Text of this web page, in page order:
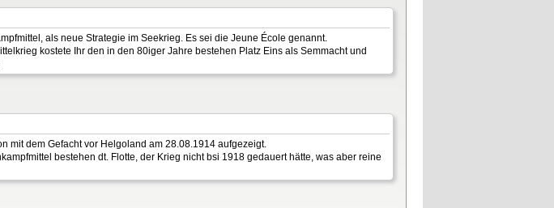
als neue Strategie im Seekrieg. Es sei die Jeune École genannt.
kostete Ihr den in den 80iger Jahre bestehen Platz Eins als Semmacht und
mit dem Gefacht vor Helgoland am 28.08.1914 aufgezeigt.
bestehen dt. Flotte, der Krieg nicht bsi 1918 gedauert hätte, was aber reine